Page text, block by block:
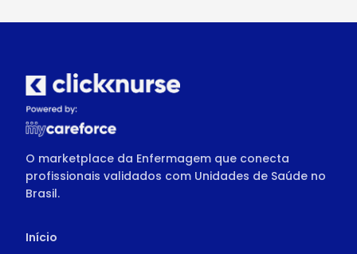
O marketplace da Enfermagem que conecta
profissionais validados com Unidades de Saúde no
Brasil.
Início